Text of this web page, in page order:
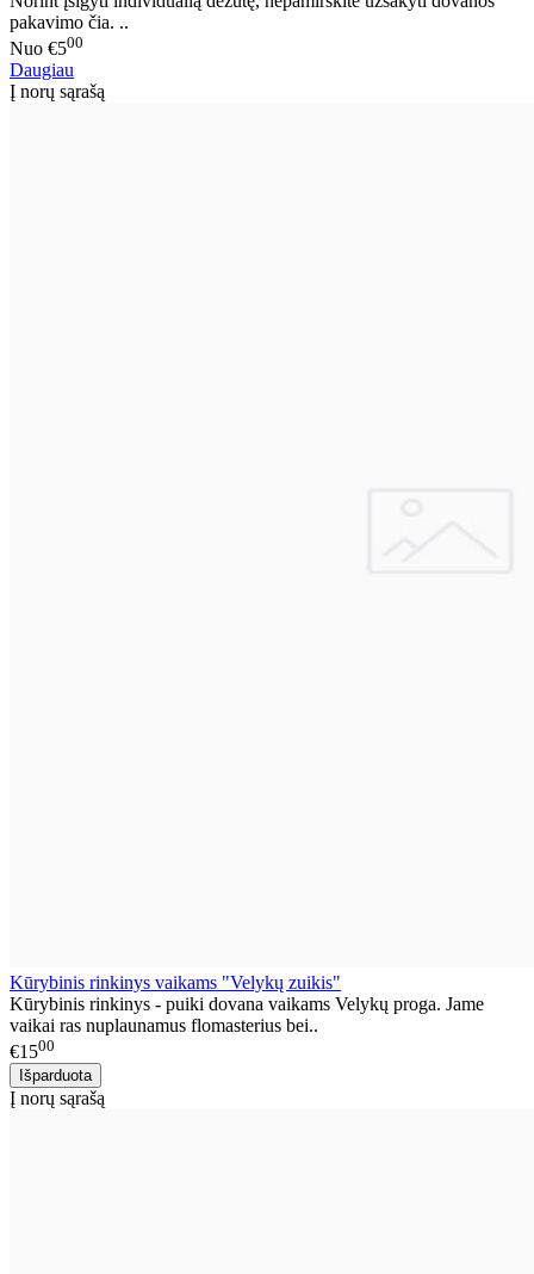
pakavimo čia. ..
Nuo €500
Daugiau
Į norų sąrašą
Kūrybinis rinkinys vaikams "Velykų zuikis"
Kūrybinis rinkinys - puiki dovana vaikams Velykų proga. Jame
vaikai ras nuplaunamus flomasterius bei..
€1500
Į norų sąrašą